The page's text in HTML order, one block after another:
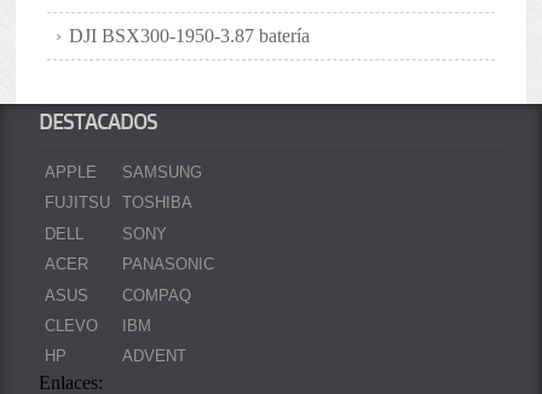
DJI BSX300-1950-3.87 batería
DESTACADOS
APPLE
FUJITSU
DELL
ACER
ASUS
CLEVO
HP
SAMSUNG
TOSHIBA
SONY
PANASONIC
COMPAQ
IBM
ADVENT
Enlaces: